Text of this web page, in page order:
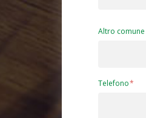
Altro comune
Telefono